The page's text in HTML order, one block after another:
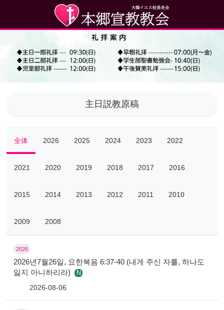
主日説教原稿
全体 2026 2025 2024 2023 2022
2021 2020 2019 2018 2017 2016
2015 2014 2013 2012 2011 2010
2009 2008
2026
2026년7월26일, 요한복음 6:37-40 (내게 주신 자를, 하나도
잃지 아니하리라)
N
2026-08-06